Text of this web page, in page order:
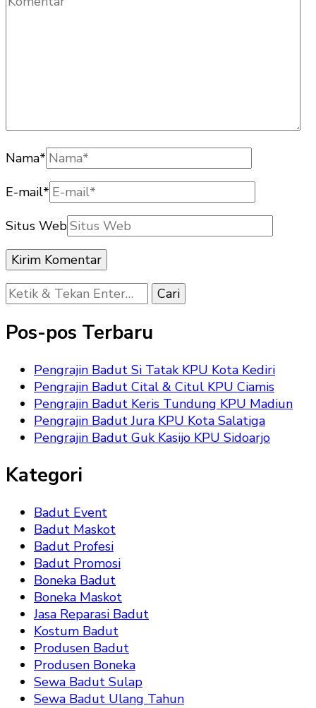
Nama*
E-mail*
Situs Web
Mencari
Sesuatu?
Pos-pos Terbaru
Pengrajin Badut Si Tatak KPU Kota Kediri
Pengrajin Badut Cital & Citul KPU Ciamis
Pengrajin Badut Keris Tundung KPU Madiun
Pengrajin Badut Jura KPU Kota Salatiga
Pengrajin Badut Guk Kasijo KPU Sidoarjo
Kategori
Badut Event
Badut Maskot
Badut Profesi
Badut Promosi
Boneka Badut
Boneka Maskot
Jasa Reparasi Badut
Kostum Badut
Produsen Badut
Produsen Boneka
Sewa Badut Sulap
Sewa Badut Ulang Tahun